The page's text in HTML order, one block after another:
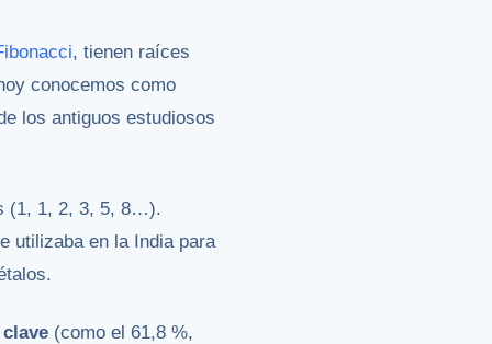
, tienen raíces
conocemos como
los antiguos estudiosos
(1, 1, 2, 3, 5, 8…).
utilizaba en la India para
(como el 61,8 %,